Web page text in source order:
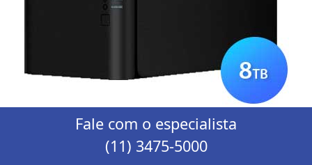
Fale com o especialista
(11) 3475-5000